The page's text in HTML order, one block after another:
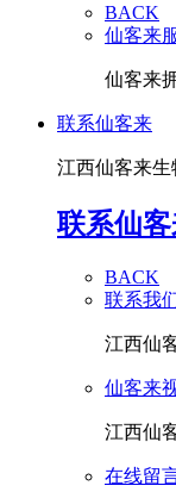
BACK
仙客来
仙客来
联系仙客来
江西仙客来生
联系仙
BACK
联系我
江西仙
仙客来
江西仙
在线留